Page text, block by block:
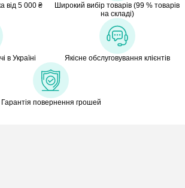
від 5 000 ₴
Широкий вибір товарів (99 % товарів
на складі)
в Україні Якісне обслуговування клієнтів
Гарантія повернення грошей